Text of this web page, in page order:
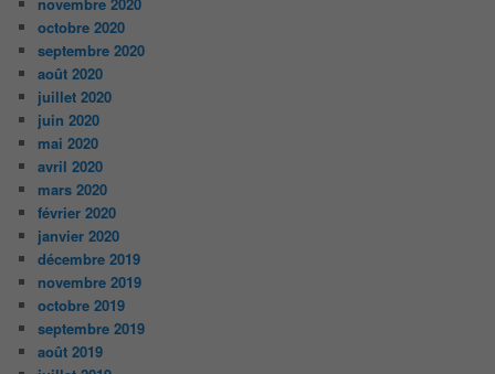
octobre 2020
septembre 2020
août 2020
juillet 2020
juin 2020
mai 2020
avril 2020
mars 2020
février 2020
janvier 2020
décembre 2019
novembre 2019
octobre 2019
septembre 2019
août 2019